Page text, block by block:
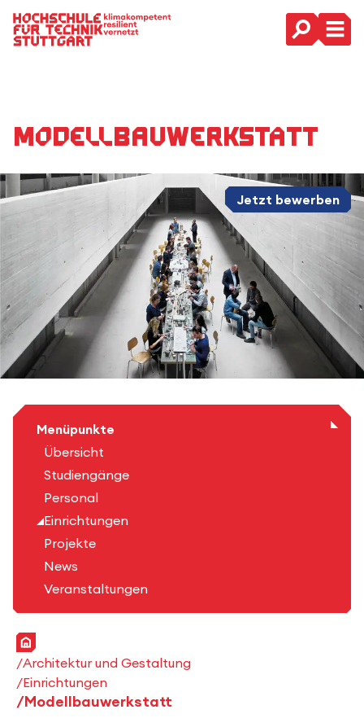
Hauptnavigation
Modellbauwerkstatt
Jetzt bewerben
Menüpunkte
Übersicht
Studiengänge
Personal
Einrichtungen
Projekte
News
Veranstaltungen
Startseite
Architektur und Gestaltung
Einrichtungen
Modellbauwerkstatt